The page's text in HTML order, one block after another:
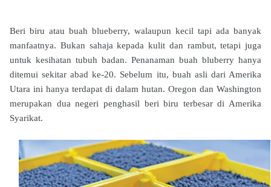
Beri biru atau buah blueberry, walaupun kecil tapi ada banyak
manfaatnya. Bukan sahaja kepada kulit dan rambut, tetapi juga
untuk kesihatan tubuh badan. Penanaman buah bluberry hanya
ditemui sekitar abad ke-20. Sebelum itu, buah asli dari Amerika
Utara ini hanya terdapat di dalam hutan. Oregon dan Washington
merupakan dua negeri penghasil beri biru terbesar di Amerika
Syarikat.